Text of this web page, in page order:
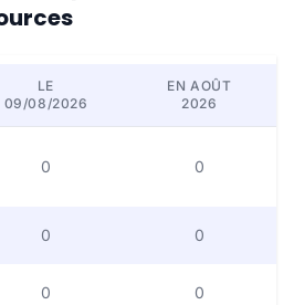
LE
09/08/2026
EN AOÛT
2026
0 0
0 0
0 0